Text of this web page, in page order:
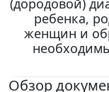
(дородовой)
ребенка,
женщин и
Обзор